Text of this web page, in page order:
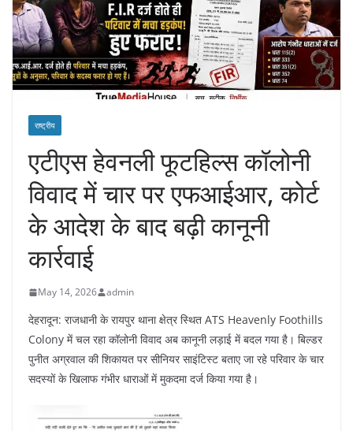
राष्ट्रीय
एटीएस हेवनली फूटहिल्स कॉलोनी
विवाद में चार पर एफआईआर, कोर्ट
के आदेश के बाद बढ़ी कानूनी
कार्रवाई
May 14, 2026 admin
देहरादून: राजधानी के रायपुर थाना क्षेत्र स्थित ATS Heavenly Foothills
Colony में चल रहा कॉलोनी विवाद अब कानूनी लड़ाई में बदल गया है। बिल्डर
पुनीत अग्रवाल की शिकायत पर सीनियर साइंटिस्ट बताए जा रहे परिवार के चार
सदस्यों के खिलाफ गंभीर धाराओं में मुकदमा दर्ज किया गया है।